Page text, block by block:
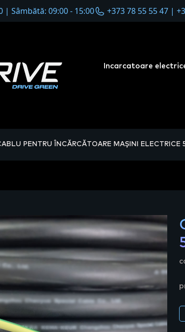
| Sâmbătă: 09:00 - 15:00 +373 78 55 55 47 |
Incarcatoare
PENTRU ÎNCĂRCĂTOARE MAȘINI ELECTRICE